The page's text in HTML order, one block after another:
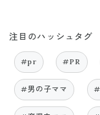
注目のハッシュタグ
#pr #PR
#男の子ママ #